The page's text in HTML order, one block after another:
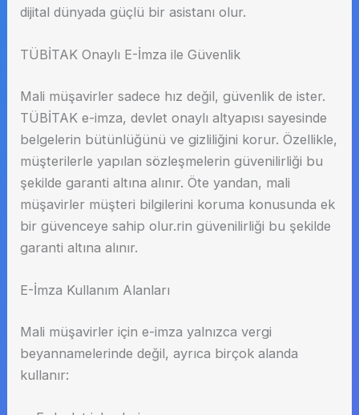
dijital dünyada güçlü bir asistanı olur.
TÜBİTAK Onaylı E-İmza ile Güvenlik
Mali müşavirler sadece hız değil, güvenlik de ister.
TÜBİTAK e-imza, devlet onaylı altyapısı sayesinde
belgelerin bütünlüğünü ve gizliliğini korur. Özellikle,
müşterilerle yapılan sözleşmelerin güvenilirliği bu
şekilde garanti altına alınır. Öte yandan, mali
müşavirler müşteri bilgilerini koruma konusunda ek
bir güvenceye sahip olur.rin güvenilirliği bu şekilde
garanti altına alınır.
E-İmza Kullanım Alanları
Mali müşavirler için e-imza yalnızca vergi
beyannamelerinde değil, ayrıca birçok alanda
kullanır: